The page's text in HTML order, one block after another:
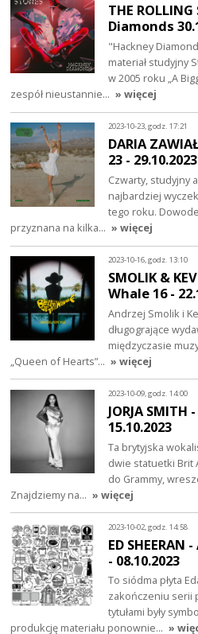
THE
Diamonds
"Hackney
materiał studyjny
w 2005 roku „A
zespół nieustannie… » więcej
2023-10-23, godz. 17:21
DARIA
23 - 29.10.2023
Czwarty, studyjny
najbardziej
tego roku.
przyznana na kilka… » więcej
2023-10-16, godz. 13:10
SMOLIK &
Whale 16 -
Andrzej Smolik i
długogrające
międzyczasie
„Queen of Hearts”… » więcej
2023-10-09, godz. 14:00
JORJA
15.10.2023
Ta brytyjska
dwie statuetki Brit
do Grammy,
Znajdziemy na… » więcej
2023-10-02, godz. 14:58
ED
- 08.10.2023
To siódma płyta
zakończeniu serii
tytułami były
produkcję materiału ponownie… »